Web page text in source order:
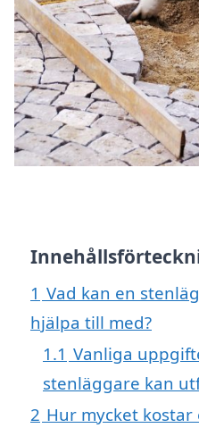
1 Vad kan en
hjälpa till med?
1.1 Vanliga
stenläggare kan
2 Hur mycket